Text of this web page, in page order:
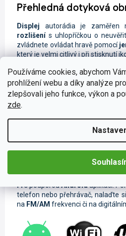
Používáme cookies, abychom
prohlížení webu a díky analýze
zlepšovali jeho funkce, výkon a
zde.
Přehledná dotyková
Displej autorádia je zaměřen
rozlišenís uhlopříčkou o
zvládnete ovládat hravě pomocí
který je velmi citlivý i při stisknutí
Muzika z mobilu či
Při poslechu oblíbené skladby
Bluetooth. Lze
streamovat ze svého chytrého
Fis podporouAndroidaplikací.
telefon nebo přehrávač, nalaďte
na FM/AM frekvenci či na